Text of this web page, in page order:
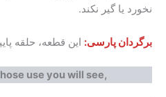
نخورد یا گیر نکند.
برگردان پارسی: این قطعه، حلقه
use you will see,